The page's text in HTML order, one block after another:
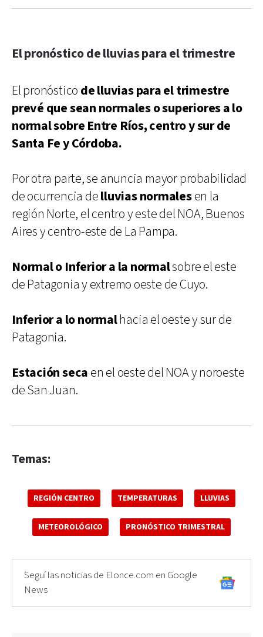
El pronóstico de lluvias para el trimestre
El pronóstico de lluvias para el trimestre
prevé que sean normales o superiores a lo
normal sobre Entre Ríos, centro y sur de
Santa Fe y Córdoba.
Por otra parte, se anuncia mayor probabilidad
de ocurrencia delluvias normalesen la
región Norte, el centro y este del NOA, Buenos
Aires y centro-este de La Pampa.
Normal o Inferior a la normalsobre el este
de Patagonia y extremo oeste de Cuyo.
Inferior a lo normalhacia el oeste y sur de
Patagonia.
Estación seca en el oeste del NOA y noroeste
de San Juan.
Temas:
REGIÓN CENTRO TEMPERATURAS LLUVIAS
METEOROLÓGICO PRONÓSTICO TRIMESTRAL
Seguí las noticias de Elonce.com en Google
News